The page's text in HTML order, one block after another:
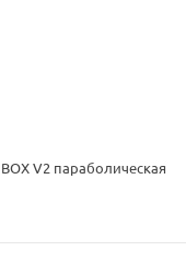
V2 параболическая